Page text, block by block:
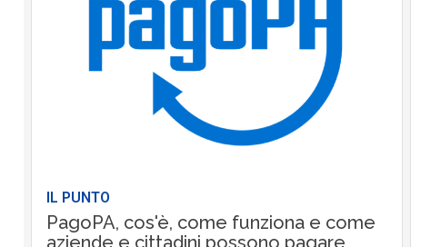
IL PUNTO
PagoPA, cos'è, come funziona e come